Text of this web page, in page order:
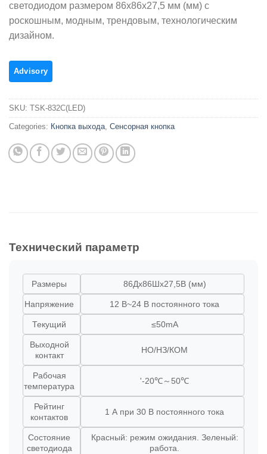
светодиодом размером 86x86x27,5 мм (мм) с
роскошным, модным, трендовым, технологическим
дизайном.
SKU: TSK-832C(LED)
Categories: Кнопка выхода Сенсорная кнопка
Технический параметр
Размеры 86Дx86Шx27,5В (мм)
Напряжение 12 В~24 В постоянного тока
Текущий ≤50mA
Выходной
контакт
НО/НЗ/КОМ
Рабочая
температура
'-20℃～50℃
Рейтинг
контактов
1 А при 30 В постоянного тока
Состояние
светодиода
Красный: режим ожидания. Зеленый:
работа.